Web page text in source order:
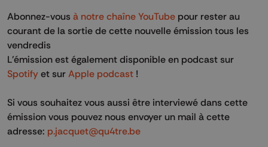
Abonnez-vous à notre chaîne YouTube pour rester au
courant de la sortie de cette nouvelle émission tous les
vendredis
L'émission est également disponible en podcast sur
Spotify et sur Apple podcast !
Si vous souhaitez vous aussi être interviewé dans cette
émission vous pouvez nous envoyer un mail à cette
adresse: p.jacquet@qu4tre.be